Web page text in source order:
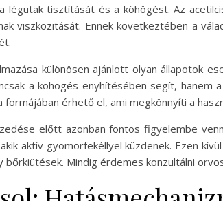
légutak tisztítását és a köhögést. Az
viszkozitását. Ennek következtében a
különösen ajánlott olyan állapotok
a köhögés enyhítésében segít, hanem
érhető el, ami megkönnyíti a
előtt azonban fontos figyelembe
aktív gyomorfekéllyel küzdenek. Ezen
bőrkiütések. Mindig érdemes konzultálni